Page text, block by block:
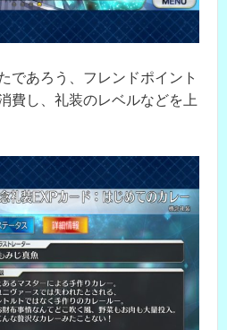
であろう、フレンドポイント
費し、礼装のレベルなどを上